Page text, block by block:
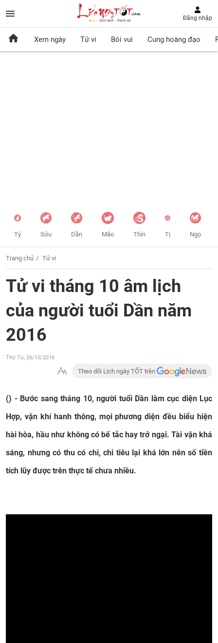
Đăng nhập
Xem ngày Tử vi Bói vui Cung hoàng đạo
Tý Sửu Dần Mão Thìn Tị Ngọ
Trang chủ Tử vi
Tử vi tháng 10 âm lịch
của người tuổi Dần năm
2016
Thứ Tư, 26/10/2016
Theo dõi Lịch ngày TỐT trên
() - Bước sang tháng 10, người tuổi Dần lâm cục diện Lục
Hợp, vận khí hanh thông, mọi phương diện đều biểu hiện
hài hòa, hầu như không có bế tắc hay trở ngại. Tài vận khá
sáng, nhưng có thu có chi, chi tiêu lại khá lớn nên số tiền
tích lũy được trên thực tế chưa nhiều.